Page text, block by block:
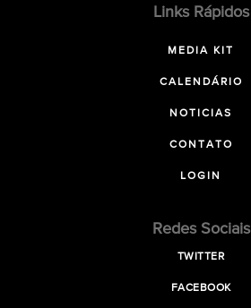
Links Rápidos
MEDIA KIT
CALENDÁRIO
NOTICIAS
CONTATO
LOGIN
Redes Sociais
TWITTER
FACEBOOK